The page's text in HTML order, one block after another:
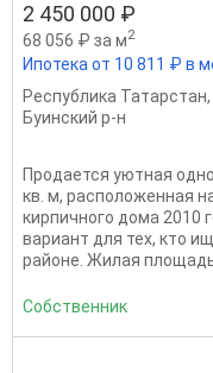
2 450 000 ₽
68 056 ₽ за м2
Ипотека от 10 811 ₽ в
Республика Татарстан,
Буинский р-н
Продается уютная
кв. м, расположенная
кирпичного дома 2010
вариант для тех, кто
районе. Жилая площадь
Собственник